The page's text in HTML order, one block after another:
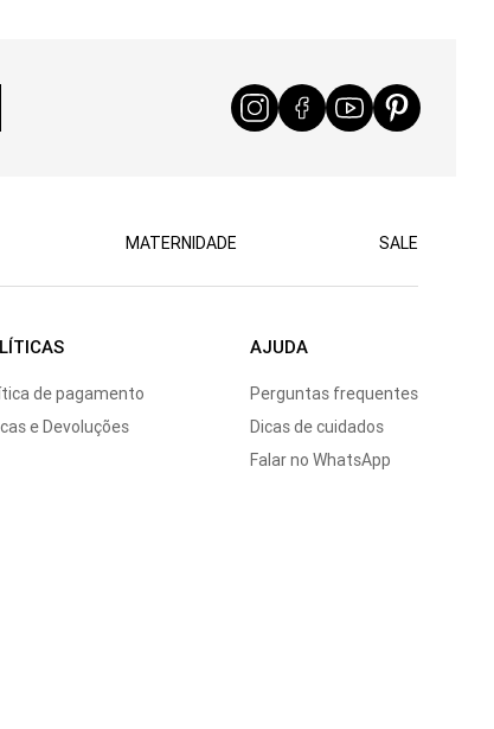
MATERNIDADE SALE
de pagamento
e Devoluções
AJUDA
Perguntas frequentes
Dicas de cuidados
Falar no WhatsApp